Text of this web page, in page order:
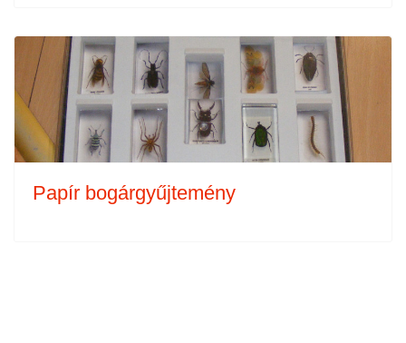
Papír bogárgyűjtemény